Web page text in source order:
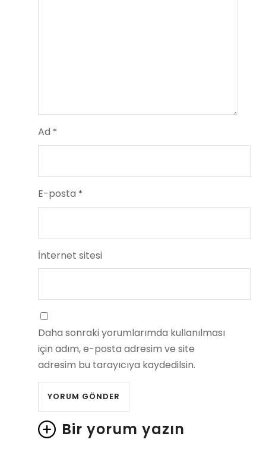
Ad *
E-posta *
İnternet sitesi
Daha sonraki yorumlarımda kullanılması
için adım, e-posta adresim ve site
adresim bu tarayıcıya kaydedilsin.
Bir yorum yazın